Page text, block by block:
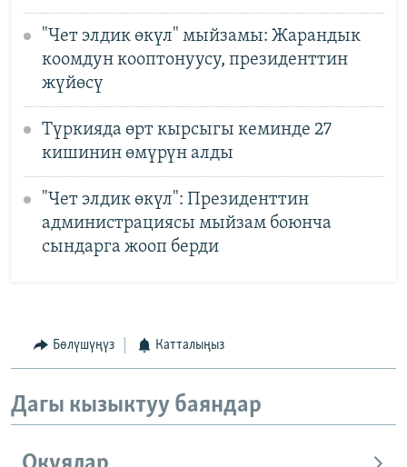
"Чет элдик өкүл" мыйзамы: Жарандык
коомдун кооптонуусу, президенттин
жүйөсү
Түркияда өрт кырсыгы кеминде 27
кишинин өмүрүн алды
"Чет элдик өкүл": Президенттин
администрациясы мыйзам боюнча
сындарга жооп берди
Бөлүшүңүз Катталыңыз
Дагы кызыктуу баяндар